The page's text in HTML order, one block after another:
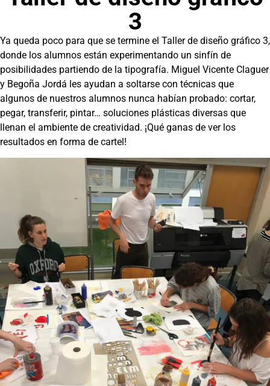
3
Ya queda poco para que se termine el Taller de diseño gráfico 3,
donde los alumnos están experimentando un sinfín de
posibilidades partiendo de la tipografía. Miguel Vicente Claguer
y Begoña Jordá les ayudan a soltarse con técnicas que
algunos de nuestros alumnos nunca habían probado: cortar,
pegar, transferir, pintar… soluciones plásticas diversas que
llenan el ambiente de creatividad. ¡Qué ganas de ver los
resultados en forma de cartel!